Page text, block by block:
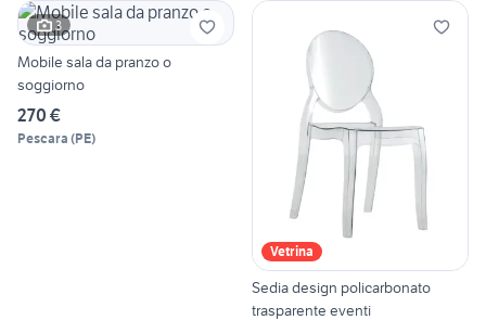
3
Mobile sala da pranzo o
soggiorno
270 €
Pescara (PE)
Vetrina
Sedia design policarbonato
trasparente eventi